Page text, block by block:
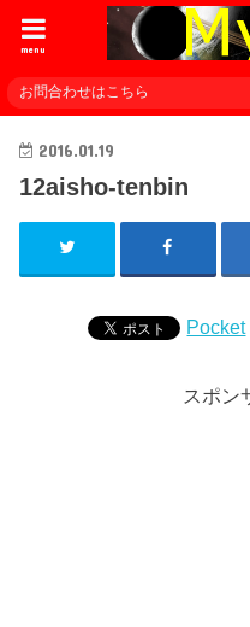
menu
お問合わせはこちら
2016.01.19
12aisho-tenbin
Pocket
スポン